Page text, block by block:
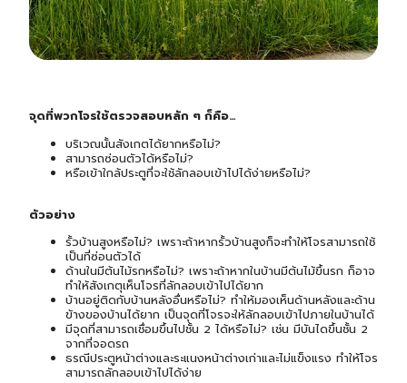
จุดที่พวกโจรใช้ตรวจสอบหลัก ๆ ก็คือ…
บริเวณนั้นสังเกตได้ยากหรือไม่?
สามารถซ่อนตัวได้หรือไม่?
หรือเข้าใกล้ประตูที่จะใช้ลักลอบเข้าไปได้ง่ายหรือไม่?
ตัวอย่าง
รั้วบ้านสูงหรือไม่? เพราะถ้าหากรั้วบ้านสูงก็จะทำให้โจรสามารถใช้
เป็นที่ซ่อนตัวได้
ด้านในมีต้นไม้รกหรือไม่? เพราะถ้าหากในบ้านมีต้นไม้ขึ้นรก ก็อาจ
ทำให้สังเกตุเห็นโจรที่ลักลอบเข้าไปได้ยาก
บ้านอยู่ติดกับบ้านหลังอื่นหรือไม่? ทำให้มองเห็นด้านหลังและด้าน
ข้างของบ้านได้ยาก เป็นจุดที่โจรจะให้ลักลอบเข้าไปภายในบ้านได้
มีจุดที่สามารถเชื่อมขึ้นไปชั้น 2 ได้หรือไม่? เช่น มีบันไดขึ้นชั้น 2
จากที่จอดรถ
ธรณีประตูหน้าต่างและระแนงหน้าต่างเก่าและไม่แข็งแรง ทำให้โจร
สามารถลักลอบเข้าไปได้ง่าย